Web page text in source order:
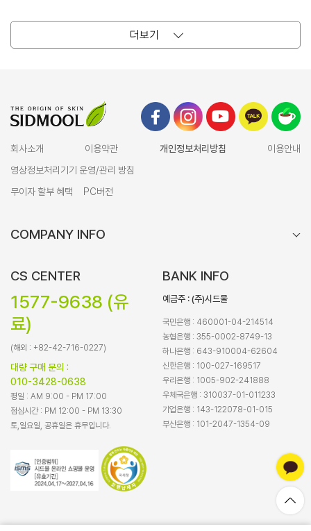
더보기
회사소개 이용약관 개인정보처리방침
이용안내
영상정보처리기기 운영/관리 방침
무이자 할부 혜택
PC버전
COMPANY INFO
CS CENTER
1577-9638 (유
료)
(해외 : +82-42-716-0227)
대량 구매 문의 :
010-3428-0638
평일 : AM 9:00 - PM 17:00
점심시간 : PM 12:00 - PM 13:30
토,일요일, 공휴일은 휴무입니다.
BANK INFO
예금주 : (주)시드물
국민은행 : 460001-04-214514
농협은행 : 355-0002-8749-13
하나은행 : 643-910004-62604
신한은행 : 100-027-169517
우리은행 : 1005-902-241888
우체국은행 : 310037-01-011233
기업은행 : 143-122078-01-015
부산은행 : 101-2047-1354-09